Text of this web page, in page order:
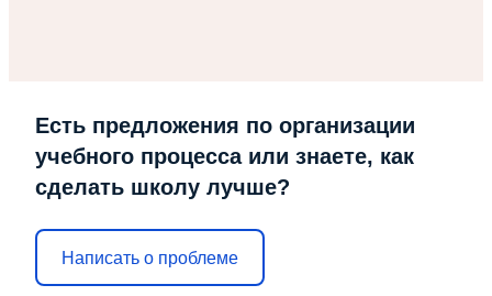
Есть предложения по организации
учебного процесса или знаете, как
сделать школу лучше?
Написать о проблеме